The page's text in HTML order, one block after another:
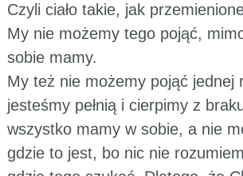
Czyli ciało takie, jak
My nie możemy tego pojąć,
sobie mamy.
My też nie możemy pojąć jednej
jesteśmy pełnią i cierpimy z
wszystko mamy w sobie, a nie
gdzie to jest, bo nic nie